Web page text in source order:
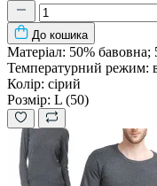
До кошика
Матеріал: 50% бавовна;
Температурний режим:
Колір: сірий
Розмір: L (50)